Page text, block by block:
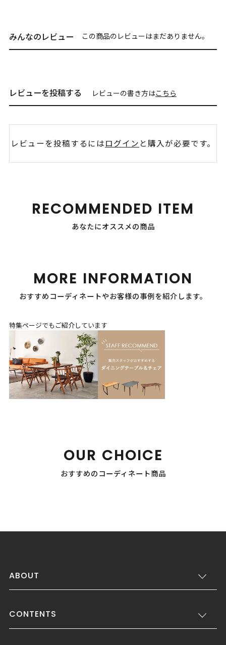
みんなのレビュー この商品のレビューはまだありません。
レビューを投稿する レビューの書き方はこちら
レビューを投稿するにはログイン と購入が必要です。
RECOMMENDED ITEM
あなたにオススメの商品
MORE INFORMATION
おすすめコーディネートやお客様の事例を紹介します。
特集ページでもご紹介しています
OUR CHOICE
おすすめのコーディネート商品
ABOUT
CONTENTS